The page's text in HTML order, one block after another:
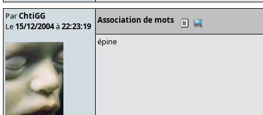
ParChtiGG
Le 15/12/2004à22:23:19
Association de mots
épine